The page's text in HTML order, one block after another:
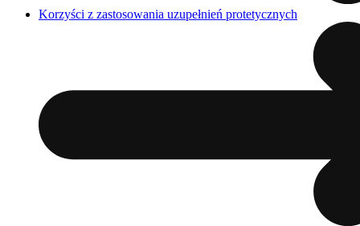
Korzyści z zastosowania uzupełnień protetycznych